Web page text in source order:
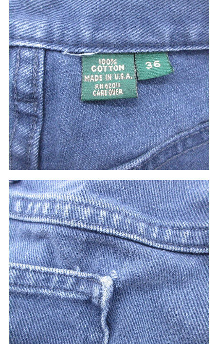
プライバシーポリシー
お問い合わせ